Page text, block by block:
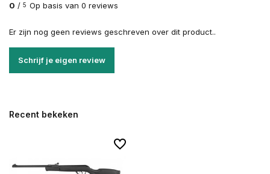
0 / 5 Op basis van 0 reviews
Er zijn nog geen reviews geschreven over dit product..
Schrijf je eigen review
Recent bekeken